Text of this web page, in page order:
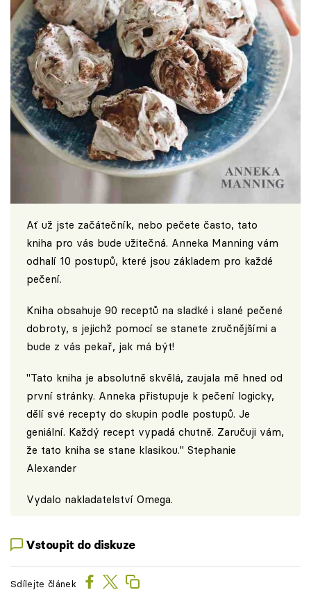
Ať už jste začátečník, nebo pečete často, tato
kniha pro vás bude užitečná. Anneka Manning vám
odhalí 10 postupů, které jsou základem pro každé
pečení.
Kniha obsahuje 90 receptů na sladké i slané pečené
dobroty, s jejichž pomocí se stanete zručnějšími a
bude z vás pekař, jak má být!
"Tato kniha je absolutně skvělá, zaujala mě hned od
první stránky. Anneka přistupuje k pečení logicky,
dělí své recepty do skupin podle postupů. Je
geniální. Každý recept vypadá chutně. Zaručuji vám,
že tato kniha se stane klasikou." Stephanie
Alexander
Vydalo nakladatelství Omega.
Vstoupit do diskuze
Sdílejte článek